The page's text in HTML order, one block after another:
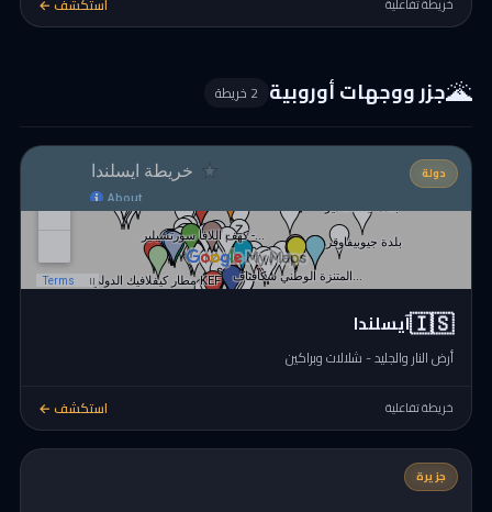
خريطة تفاعلية
🌋جزر ووجهات أوروبية 2 خريطة
دولة
🇮🇸آيسلندا
أرض النار والجليد - شلالات وبراكين
خريطة تفاعلية استكشف ←
جزيرة